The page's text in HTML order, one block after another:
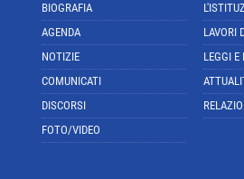
BIOGRAFIA
AGENDA
NOTIZIE
COMUNICATI
DISCORSI
FOTO/VIDEO
LAVORI
LEGGI E